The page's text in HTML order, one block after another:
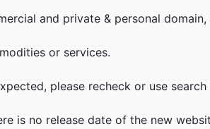
and private & personal
or services.
please recheck or use search
is no release date of the new